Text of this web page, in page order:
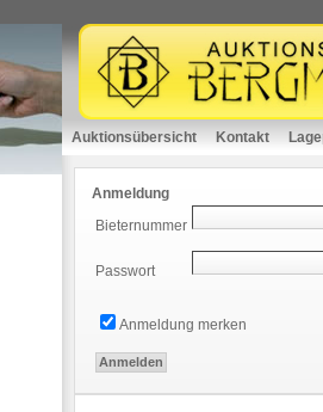
Auktionsübersicht Kontakt
Anmeldung
Bieternummer
Passwort
Anmeldung merken